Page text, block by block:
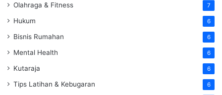
Olahraga & Fitness 7
Hukum 6
Bisnis Rumahan 6
Mental Health 6
Kutaraja 6
Tips Latihan & Kebugaran 6